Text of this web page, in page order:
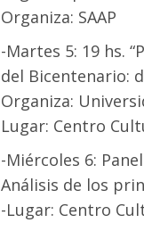
Organiza: SAAP
-Martes 5: 19 hs.
del Bicentenario:
Organiza:
Lugar: Centro
-Miércoles 6:
Análisis de los
-Lugar: Centro